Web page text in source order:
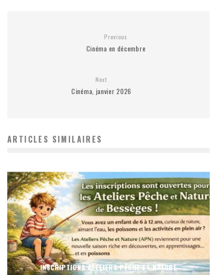
Previous
Cinéma en décembre
Next
Cinéma, janvier 2026
ARTICLES SIMILAIRES
INSCRIPTIONS ATELIERS PÊCHE ET NATURE